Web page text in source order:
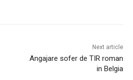
Next article
Angajare sofer de TIR roman
in Belgia